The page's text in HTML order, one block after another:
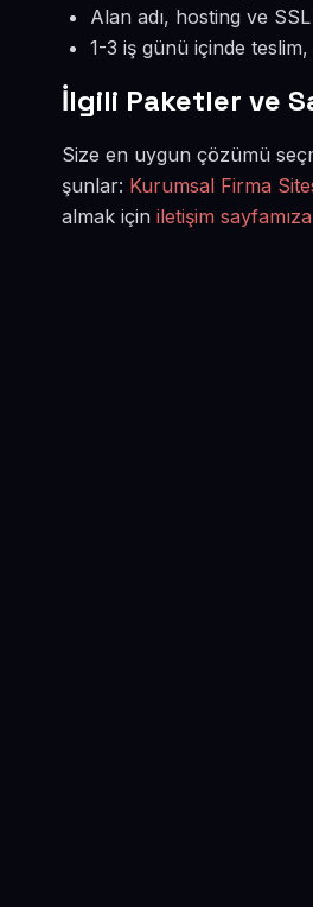
Alan adı, hosting ve
1-3 iş günü içinde
İlgili Paketler ve
Size en uygun çözümü
şunlar: Kurumsal Firma
almak için iletişim sayfamıza